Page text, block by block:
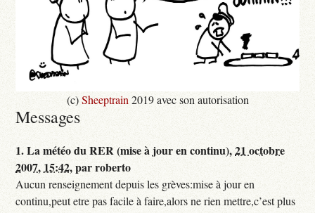
(c)Sheeptrain 2019 avec son autorisation
Messages
1.La météo du RER (mise à jour en continu),21 octobre
2007, 15:42,parroberto
Aucun renseignement depuis les grèves:mise à jour en
continu,peut etre pas facile à faire,alors ne rien mettre,c’est plus